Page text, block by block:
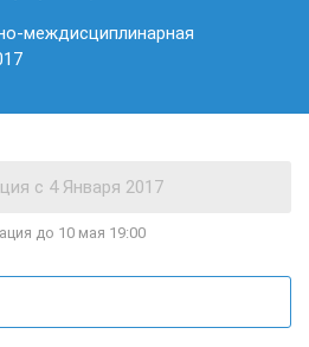
междисциплинарная
до 10 мая 19:00